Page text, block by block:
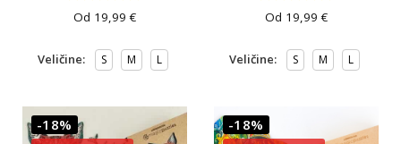
Od 19,99€
Veličine: S M L
Od 19,99€
Veličine: S M L
-18% -18%